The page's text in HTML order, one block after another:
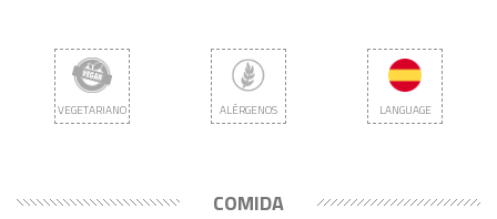
VEGETARIANO ALÉRGENOS LANGUAGE
COMIDA